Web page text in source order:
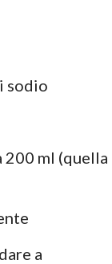
sodio
200 ml (quella
a